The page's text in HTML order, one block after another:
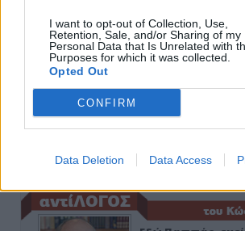
I want to opt-out of Collection, Use,
Retention, Sale, and/or Sharing of my
Personal Data that Is Unrelated with
Purposes for which it was collected.
Opted Out
CONFIRM
Data Deletion Data Access
ΑΠΟΨΕΙΣ